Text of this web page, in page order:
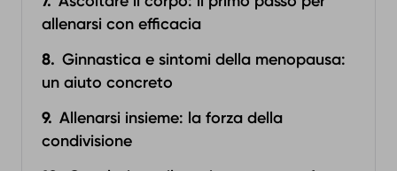
allenarsi con efficacia
Ginnastica e sintomi della menopausa:
un aiuto concreto
Allenarsi insieme: la forza della
condivisione